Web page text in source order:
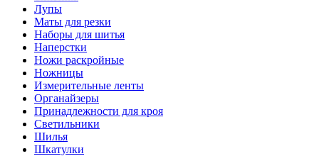
Лупы
Маты для резки
Наборы для шитья
Наперстки
Ножи раскройные
Ножницы
Измерительные ленты
Органайзеры
Принадлежности для кроя
Светильники
Шилья
Шкатулки